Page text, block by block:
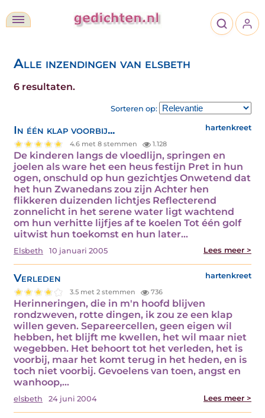
Alle inzendingen van elsbeth
6 resultaten.
Sorteren op:
In één klap voorbij... hartenkreet
4.6 met 8 stemmen 1.128
De kinderen langs de vloedlijn, springen en
joelen als ware het een heus festijn Pret in hun
ogen, onschuld op hun gezichtjes Onwetend dat
het hun Zwanedans zou zijn Achter hen
flikkeren duizenden lichtjes Reflecterend
zonnelicht in het serene water ligt wachtend
om hun verhitte lijfjes af te koelen Tot één golf
uitwist hun toekomst en hun later…
Elsbeth 10 januari 2005 Lees meer >
Verleden hartenkreet
3.5 met 2 stemmen 736
Herinneringen, die in m'n hoofd blijven
rondzweven, rotte dingen, ik zou ze een klap
willen geven. Separeercellen, geen eigen wil
hebben, het blijft me kwellen, het wil maar niet
wegebben. Het behoort tot het verleden, het is
voorbij, maar het komt terug in het heden, en is
toch niet voorbij. Gevoelens van toen, angst en
wanhoop,…
elsbeth 24 juni 2004 Lees meer >